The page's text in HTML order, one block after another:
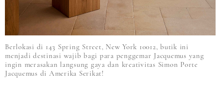
Berlokasi di 143 Spring Street, New York 10012, butik ini
menjadi destinasi wajib bagi para penggemar Jacquemus yang
ingin merasakan langsung gaya dan kreativitas Simon Porte
Jacquemus di Amerika Serikat!